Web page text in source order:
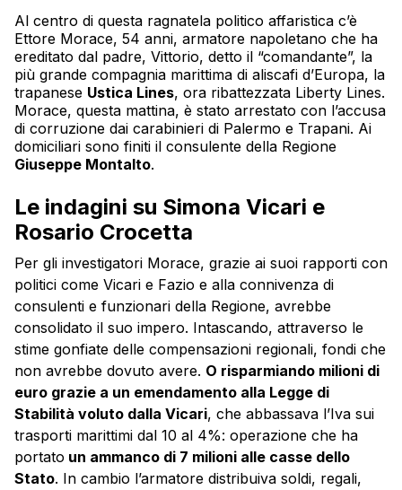
Al centro di questa ragnatela politico affaristica c’è
Ettore Morace, 54 anni, armatore napoletano che ha
ereditato dal padre, Vittorio, detto il “comandante”, la
più grande compagnia marittima di aliscafi d’Europa, la
trapanese Ustica Lines, ora ribattezzata Liberty Lines.
Morace, questa mattina, è stato arrestato con l’accusa
di corruzione dai carabinieri di Palermo e Trapani. Ai
domiciliari sono finiti il consulente della Regione
Giuseppe Montalto.
Le indagini su Simona Vicari e
Rosario Crocetta
Per gli investigatori Morace, grazie ai suoi rapporti con
politici come Vicari e Fazio e alla connivenza di
consulenti e funzionari della Regione, avrebbe
consolidato il suo impero. Intascando, attraverso le
stime gonfiate delle compensazioni regionali, fondi che
non avrebbe dovuto avere. O risparmiando milioni di
euro grazie a un emendamento alla Legge di
Stabilità voluto dalla Vicari, che abbassava l’Iva sui
trasporti marittimi dal 10 al 4%: operazione che ha
portato un ammanco di 7 milioni alle casse dello
Stato. In cambio l’armatore distribuiva soldi, regali,